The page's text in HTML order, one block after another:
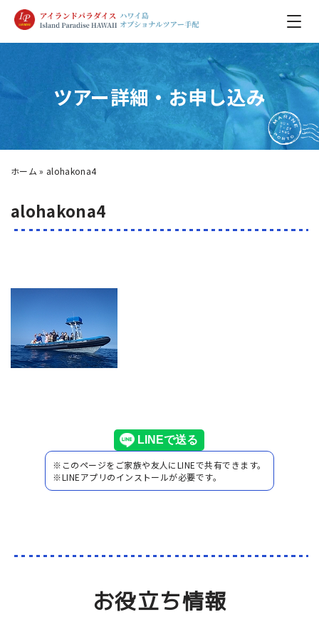
ツアー詳細・お申し込み
ホーム » alohakona4
alohakona4
※このページをご家族や友人にLINEで共有できます。
※LINEアプリのインストールが必要です。
お役立ち情報